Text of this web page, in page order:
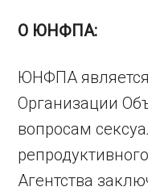
О ЮНФПА:
ЮНФПА является
Организации
вопросам
Агентства